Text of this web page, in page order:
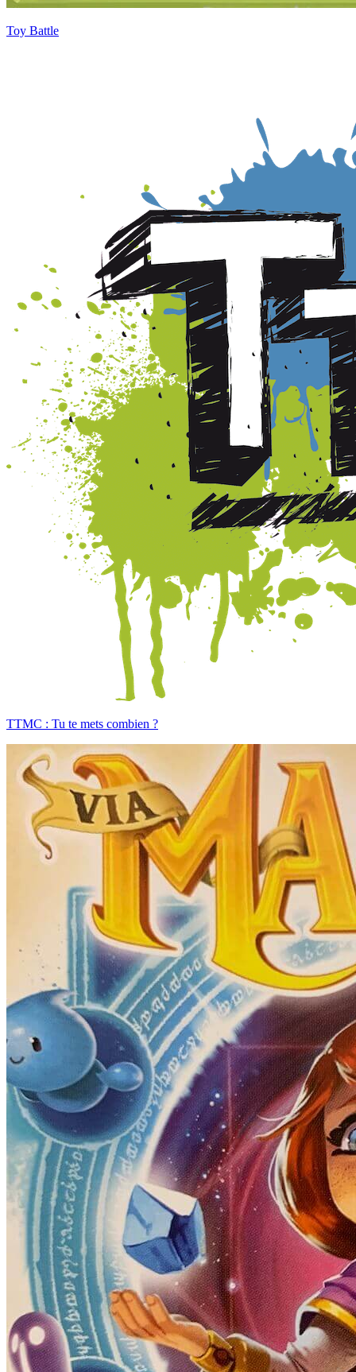
Toy Battle
TTMC : Tu te mets combien ?